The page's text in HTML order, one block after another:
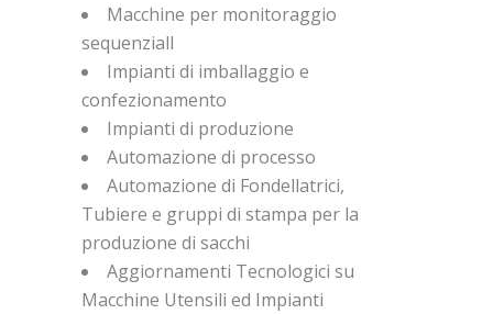
Macchine per monitoraggio
sequenzialI
Impianti di imballaggio e
confezionamento
Impianti di produzione
Automazione di processo
Automazione di Fondellatrici,
Tubiere e gruppi di stampa per la
produzione di sacchi
Aggiornamenti Tecnologici su
Macchine Utensili ed Impianti